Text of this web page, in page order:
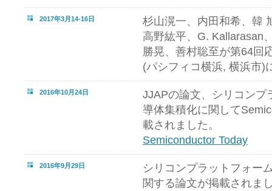
2017年3月14-16日
杉山滉一、内田和希、韓
高野紘平、G. Kallarasan
勝晃、善村聡至が第64回
(パシフィコ横浜, 横浜市)
2016年10月24日
JJAPの論文、シリコンプ
導体集積化に関して
載されました。
Semiconductor Today
2016年9月29日
シリコンプラットフォー
関する論文が掲載されま